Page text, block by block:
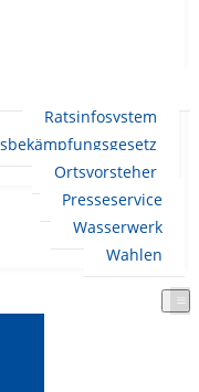
Ratsinfosystem
Ortsvorsteher
Presseservice
Wasserwerk
Wahlen